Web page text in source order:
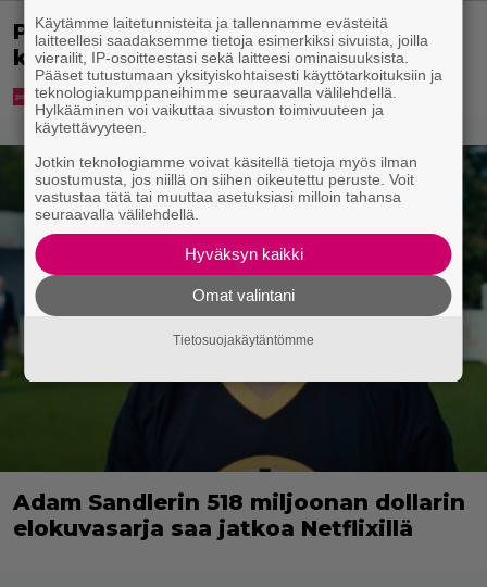
Poliisi kuljetti miestä putkaan – mies
kuoli
Adam Sandlerin 518 miljoonan dollarin
elokuvasarja saa jatkoa Netflixillä
Käytämme laitetunnisteita ja tallennamme evästeitä
laitteellesi saadaksemme tietoja esimerkiksi sivuista, joilla
vierailit, IP-osoitteestasi sekä laitteesi ominaisuuksista.
Pääset tutustumaan yksityiskohtaisesti käyttötarkoituksiin ja
teknologiakumppaneihimme seuraavalla välilehdellä.
Hylkääminen voi vaikuttaa sivuston toimivuuteen ja
käytettävyyteen.
Jotkin teknologiamme voivat käsitellä tietoja myös ilman
suostumusta, jos niillä on siihen oikeutettu peruste. Voit
vastustaa tätä tai muuttaa asetuksiasi milloin tahansa
seuraavalla välilehdellä.
Hyväksyn kaikki
Omat valintani
Tietosuojakäytäntömme